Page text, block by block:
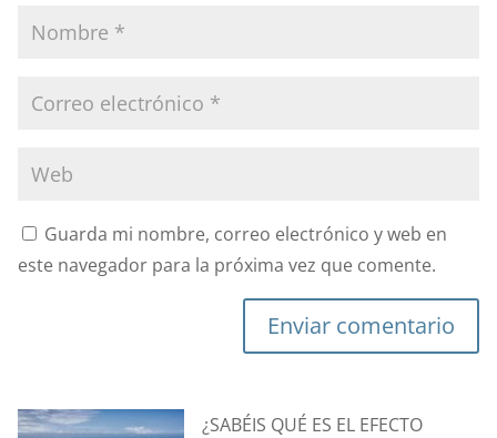
Guarda mi nombre, correo electrónico y web en
este navegador para la próxima vez que comente.
Enviar comentario
¿SABÉIS QUÉ ES EL EFECTO